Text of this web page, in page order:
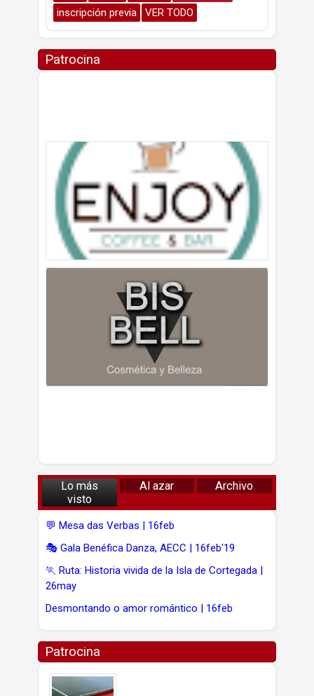
inscripción previa
VER TODO
Patrocina
Lo más
visto
Al azar Archivo
💬 Mesa das Verbas | 16feb
🎭 Gala Benéfica Danza, AECC | 16feb'19
🏃 Ruta: Historia vivida de la Isla de Cortegada |
26may
Desmontando o amor romántico | 16feb
Patrocina